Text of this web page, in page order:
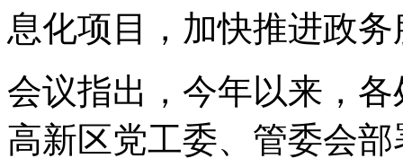
息化项目，加快推进政
会议指出，今年以来，
高新区党工委、管委会